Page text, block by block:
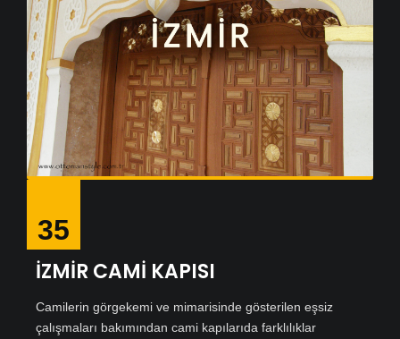
35
İZMİR CAMİ KAPISI
Camilerin görgekemi ve mimarisinde gösterilen eşsiz
çalışmaları bakımından cami kapılarıda farklılıklar